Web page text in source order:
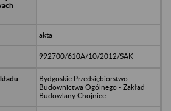
akta
992700/610A/10/2012/SAK
Bydgoskie Przedsiębiorstwo
Budownictwa Ogólnego - Zakład
Budowlany Chojnice